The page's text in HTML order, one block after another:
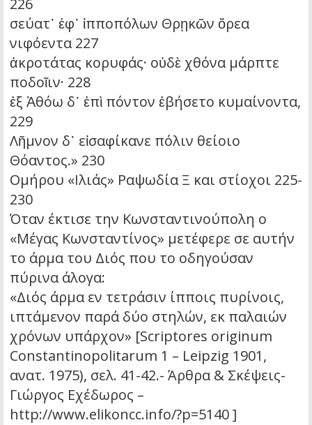
226
σεύατ᾽ ἐφ᾽ ἱπποπόλων Θρῃκῶν ὄρεα
νιφόεντα 227
ἀκροτάτας κορυφάς· οὐδὲ χθόνα μάρπτε
ποδοῖιν· 228
ἐξ Ἀθόω δ᾽ ἐπὶ πόντον ἐβήσετο κυμαίνοντα,
229
Λῆμνον δ᾽ εἰσαφίκανε πόλιν θείοιο
Θόαντος.» 230
Ομήρου «Ιλιάς» Ραψωδία Ξ και στίοχοι 225-
230
Όταν έκτισε την Κωνσταντινούπολη ο
«Μέγας Κωνσταντίνος» μετέφερε σε αυτήν
το άρμα του Διός που το οδηγούσαν
πύρινα άλογα:
«Διός άρμα εν τετράσιν ίπποις πυρίνοις,
ιπτάμενον παρά δύο στηλών, εκ παλαιών
χρόνων υπάρχον» [Scriptores originum
Constantinopolitarum 1 – Leipzig 1901,
ανατ. 1975), σελ. 41-42.- Άρθρα & Σκέψεις-
Γιώργος Εχέδωρος –
http://www.elikoncc.info/?p=5140 ]